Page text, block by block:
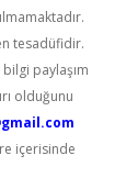
tesadüfidir.
paylaşım
olduğunu
içerisinde